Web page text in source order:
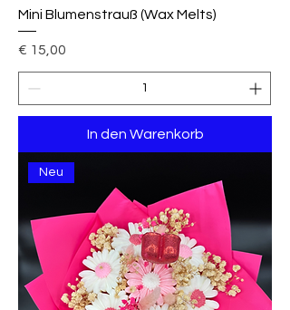
Mini Blumenstrauß (Wax Melts)
Preis
€ 15,00
In den Warenkorb
Neu